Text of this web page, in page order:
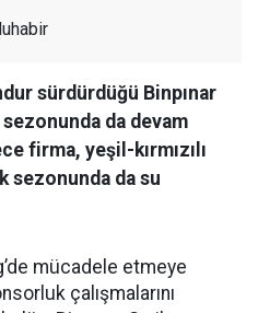
sürdürdüğü Binpınar
da devam
firma, yeşil-kırmızılı
sezonunda da su
mücadele etmeye
çalışmalarını